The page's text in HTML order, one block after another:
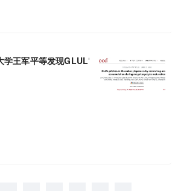
王军平等发现GLUL“押注” 血小板生成—通